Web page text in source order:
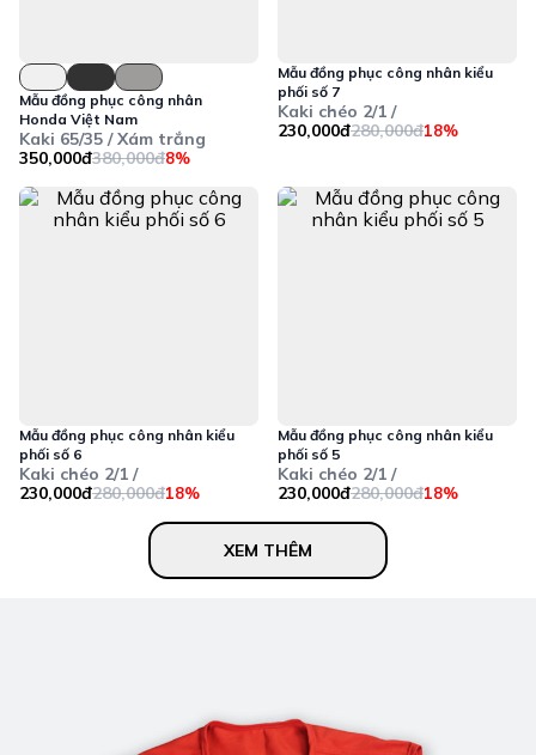
Mẫu đồng phục công nhân
Honda Việt Nam
Kaki 65/35 / Xám trắng
350,000đ380,000đ8%
Mẫu đồng phục công nhân kiểu
phối số 7
Kaki chéo 2/1 /
230,000đ280,000đ18%
Mẫu đồng phục công nhân kiểu
phối số 6
Kaki chéo 2/1 /
230,000đ280,000đ18%
Mẫu đồng phục công nhân kiểu
phối số 5
Kaki chéo 2/1 /
230,000đ280,000đ18%
XEM THÊM